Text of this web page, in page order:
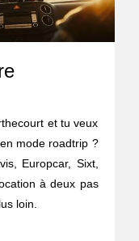
et tu veux
mode roadtrip ?
Europcar, Sixt,
à deux pas
loin.